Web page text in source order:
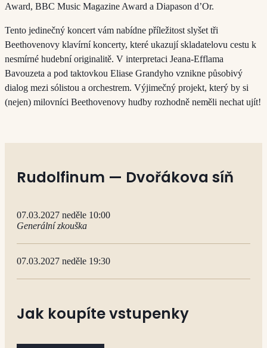
Award, BBC Music Magazine Award a Diapason d’Or.
Tento jedinečný koncert vám nabídne příležitost slyšet tři
Beethovenovy klavírní koncerty, které ukazují skladatelovu cestu k
nesmírné hudební originalitě. V interpretaci Jeana-Efflama
Bavouzeta a pod taktovkou Eliase Grandyho vznikne působivý
dialog mezi sólistou a orchestrem. Výjimečný projekt, který by si
(nejen) milovníci Beethovenovy hudby rozhodně neměli nechat ujít!
Rudolfinum — Dvořákova síň
07.03.2027 neděle 10:00
Generální zkouška
07.03.2027 neděle 19:30
Jak koupíte vstupenky